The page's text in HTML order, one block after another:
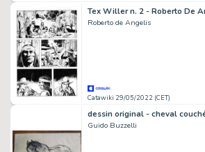
Roberto de Angelis
Catawiki 29/05/2022 (CET)
Guido Buzzelli